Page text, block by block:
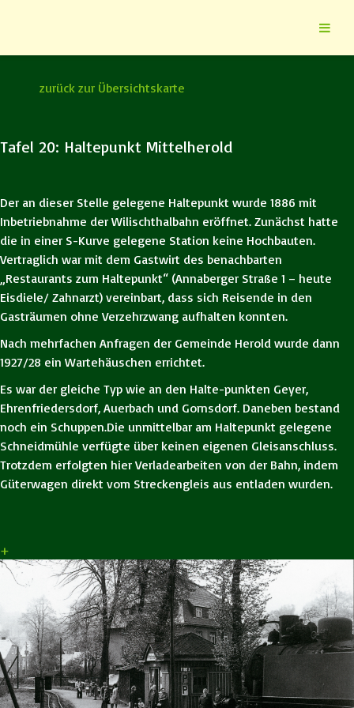
zurück zur Übersichtskarte
Tafel 20: Haltepunkt Mittelherold
Der an dieser Stelle gelegene Haltepunkt wurde 1886 mit
Inbetriebnahme der Wilischthalbahn eröffnet. Zunächst hatte
die in einer S-Kurve gelegene Station keine Hochbauten.
Vertraglich war mit dem Gastwirt des benachbarten
„Restaurants zum Haltepunkt“ (Annaberger Straße 1 – heute
Eisdiele/ Zahnarzt) vereinbart, dass sich Reisende in den
Gasträumen ohne Verzehrzwang aufhalten konnten.
Nach mehrfachen Anfragen der Gemeinde Herold wurde dann
1927/28 ein Wartehäuschen errichtet.
Es war der gleiche Typ wie an den Halte-punkten Geyer,
Ehrenfriedersdorf, Auerbach und Gornsdorf. Daneben bestand
noch ein Schuppen.Die unmittelbar am Haltepunkt gelegene
Schneidmühle verfügte über keinen eigenen Gleisanschluss.
Trotzdem erfolgten hier Verladearbeiten von der Bahn, indem
Güterwagen direkt vom Streckengleis aus entladen wurden.
+